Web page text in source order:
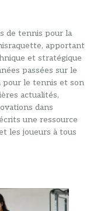
de tennis pour la
apportant
et stratégique
passées sur le
pour le tennis et son
actualités,
dans
une ressource
les joueurs à tous